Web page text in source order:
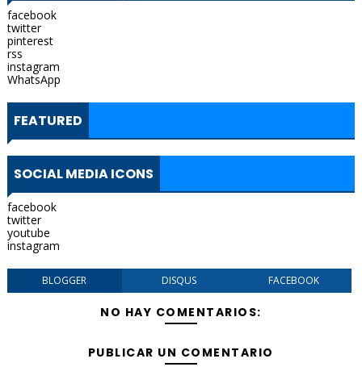
facebook
twitter
pinterest
rss
instagram
WhatsApp
FEATURED
SOCIAL MEDIA ICONS
facebook
twitter
youtube
instagram
BLOGGER DISQUS FACEBOOK
NO HAY COMENTARIOS:
PUBLICAR UN COMENTARIO